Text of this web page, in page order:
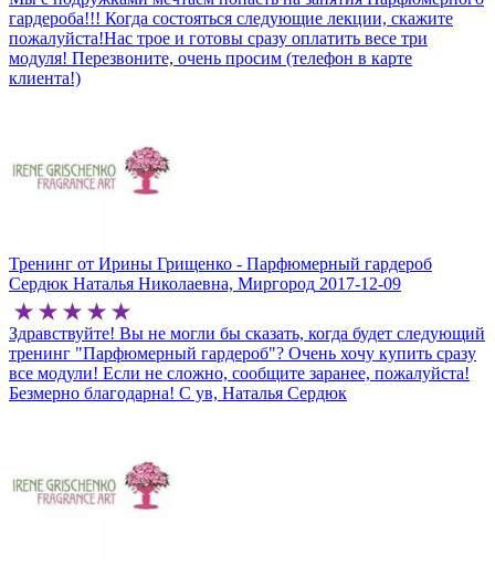
гардероба!!! Когда состояться следующие лекции, скажите
пожалуйста!Нас трое и готовы сразу оплатить весе три
модуля! Перезвоните, очень просим (телефон в карте
клиента!)
Тренинг от Ирины Грищенко - Парфюмерный гардероб
Сердюк Наталья Николаевна, Миргород 2017-12-09
Здравствуйте! Вы не могли бы сказать, когда будет следующий
тренинг "Парфюмерный гардероб"? Очень хочу купить сразу
все модули! Если не сложно, сообщите заранее, пожалуйста!
Безмерно благодарна! С ув, Наталья Сердюк